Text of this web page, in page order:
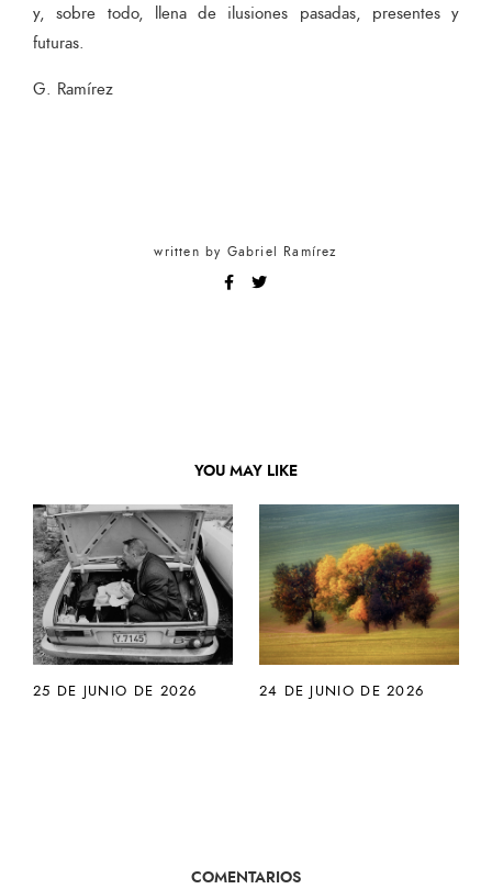
y, sobre todo, llena de ilusiones pasadas, presentes y
futuras.
G. Ramírez
written by Gabriel Ramírez
YOU MAY LIKE
25 DE JUNIO DE 2026 24 DE JUNIO DE 2026
COMENTARIOS